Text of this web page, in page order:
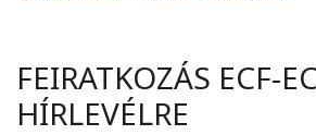
FEIRATKOZÁS ECF-
HÍRLEVÉLRE